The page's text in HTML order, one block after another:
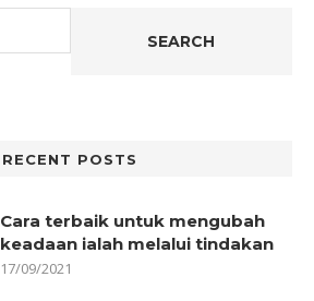
SEARCH
RECENT POSTS
Cara terbaik untuk mengubah
keadaan ialah melalui tindakan
17/09/2021